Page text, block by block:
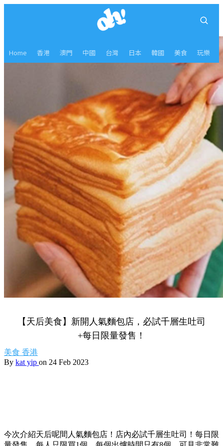
Home 香港 澳門 中國 台灣 日本 韓國 美食 玩樂
【天后美食】新開人氣麵包店，必試千層生吐司
+每日限量發售！
美食 香港
By kat yip on 24 Feb 2023
今次介紹天后呢間人氣麵包店！店內必試千層生吐司！每日限